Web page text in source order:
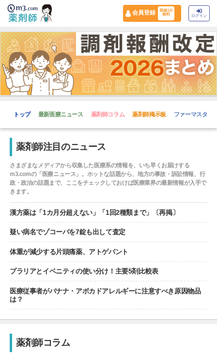
会員登録
登録1分
無料
ログイン
トップ 最新医療ニュース 薬剤師コラム 薬剤師掲示板 ファーマスタイ
薬剤師注目のニュース
さまざまなメディアから収集した医療系の情報を、いち早くお届けする
m3.comの「医療ニュース」。ホットな話題から、地方の事故・訴訟情報、行
政・政治の話題まで、ここをチェックしておけば医療業界の最新情報が入手で
きます。
漢方薬は「1カ月分超えない」「1回2種類まで」〔再掲〕
疑い病名でゾコーバを7錠も出して査定
体重が減少する片頭痛薬、アトゲパント
プラリアとイベニティの使い分け！主要5剤比較表
医療従事者がバナナ・アボカドアレルギーに注意すべき原因物品
は？
薬剤師コラム